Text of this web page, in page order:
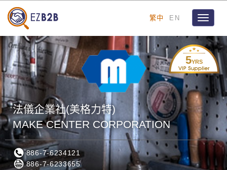
繁中 EN
Toggle
5YRS
法儀企業社(美格力特)
MAKE CENTER CORPORATION
886-7-6234121
886-7-6233655